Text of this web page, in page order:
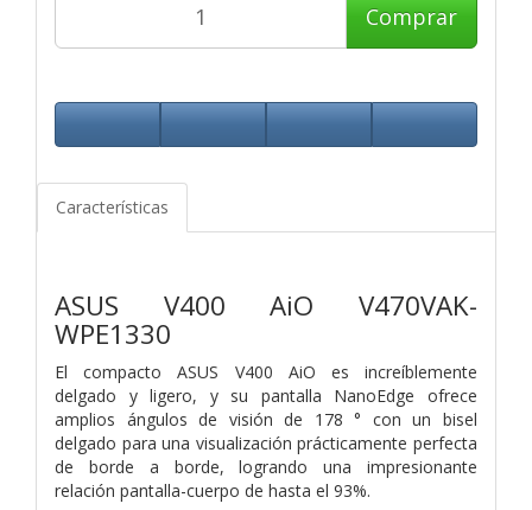
Comprar
Características
ASUS V400 AiO V470VAK-
WPE1330
El compacto ASUS V400 AiO es increíblemente
delgado y ligero, y su pantalla NanoEdge ofrece
amplios ángulos de visión de 178 ° con un bisel
delgado para una visualización prácticamente perfecta
de borde a borde, logrando una impresionante
relación pantalla-cuerpo de hasta el 93%.